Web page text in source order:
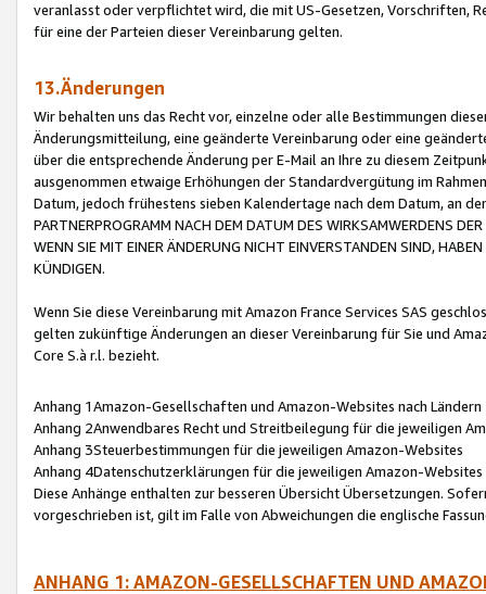
veranlasst oder verpflichtet wird, die mit US-Gesetzen, Vorschriften,
für eine der Parteien dieser Vereinbarung gelten.
13.Änderungen
Wir behalten uns das Recht vor, einzelne oder alle Bestimmungen
Änderungsmitteilung, eine geänderte Vereinbarung oder eine
über die entsprechende Änderung per E-Mail an Ihre zu diesem
ausgenommen etwaige Erhöhungen der Standardvergütung im
Datum, jedoch frühestens sieben Kalendertage nach dem Datum, an
PARTNERPROGRAMM NACH DEM DATUM DES WIRKSAMWERDENS
WENN SIE MIT EINER ÄNDERUNG NICHT EINVERSTANDEN SIND,
KÜNDIGEN.
Wenn Sie diese Vereinbarung mit Amazon France Services SAS
gelten zukünftige Änderungen an dieser Vereinbarung für Sie und
Core S.à r.l. bezieht.
Anhang 1Amazon-Gesellschaften und Amazon-Websites nach Ländern
Anhang 2Anwendbares Recht und Streitbeilegung für die jeweiligen
Anhang 3Steuerbestimmungen für die jeweiligen Amazon-Websites
Anhang 4Datenschutzerklärungen für die jeweiligen Amazon-Websites
Diese Anhänge enthalten zur besseren Übersicht Übersetzungen.
vorgeschrieben ist, gilt im Falle von Abweichungen die englische
ANHANG 1: AMAZON-GESELLSCHAFTEN UND